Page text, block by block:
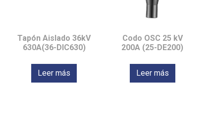
Tapón Aislado 36kV
630A(36-DIC630)
Leer más
Codo OSC 25 kV
200A (25-DE200)
Leer más